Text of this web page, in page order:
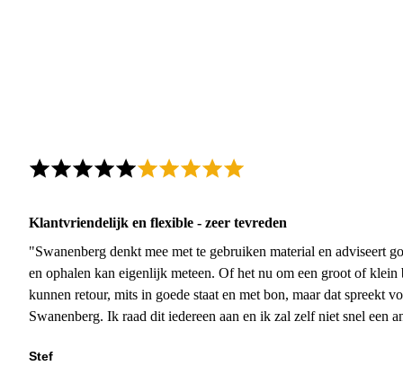
Klantvriendelijk en flexible - zeer tevreden
"Swanenberg denkt mee met te gebruiken material en adviseert
en ophalen kan eigenlijk meteen. Of het nu om een groot of
kunnen retour, mits in goede staat en met bon, maar dat spreekt
Swanenberg. Ik raad dit iedereen aan en ik zal zelf niet snel een
Stef